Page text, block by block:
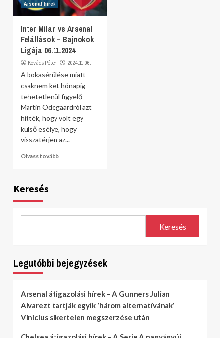
Arsenal hírek
Inter Milan vs Arsenal
Felállások – Bajnokok
Ligája 06.11.2024
Kovács Péter 2024.11.06.
A bokasérülése miatt
csaknem két hónapig
tehetetlenül figyelő
Martin Odegaardról azt
hitték, hogy volt egy
külső esélye, hogy
visszatérjen az...
Olvass tovább
Keresés
Keresés
Legutóbbi bejegyzések
Arsenal átigazolási hírek – A Gunners Julian
Alvarezt tartják egyik ‘három alternatívának’
Vinicius sikertelen megszerzése után